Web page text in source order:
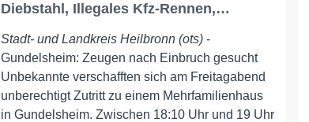
Diebstahl, Illegales Kfz-Rennen,…
Stadt- und Landkreis Heilbronn (ots)-
Gundelsheim: Zeugen nach Einbruch gesucht
Unbekannte verschafften sich am Freitagabend
unberechtigt Zutritt zu einem Mehrfamilienhaus
in Gundelsheim. Zwischen 18:10 Uhr und 19 Uhr